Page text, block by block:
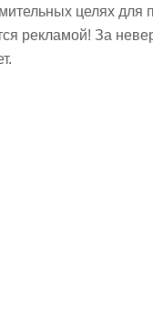
целях для
рекламой! За